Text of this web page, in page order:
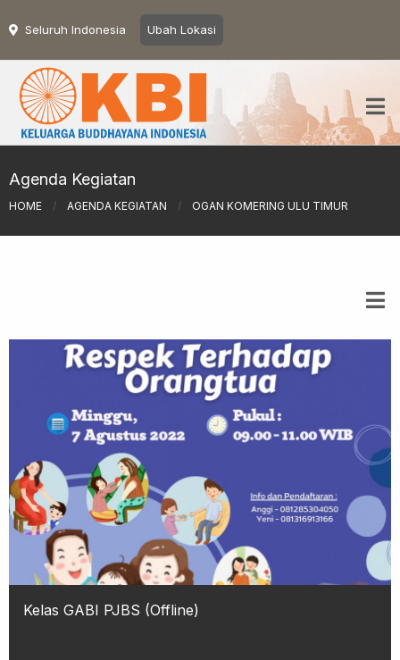
Seluruh Indonesia Ubah Lokasi
Agenda Kegiatan
HOME / AGENDA KEGIATAN / OGAN KOMERING ULU TIMUR
Kelas GABI PJBS (Offline)